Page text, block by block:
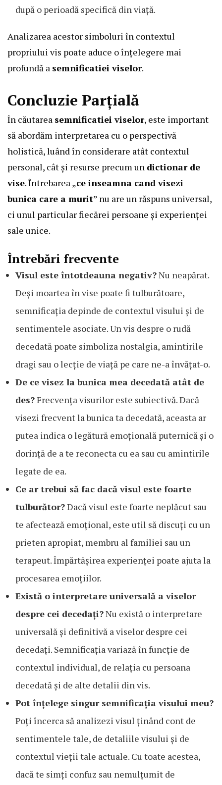
după o perioadă specifică din viață.
Analizarea acestor simboluri în contextul
propriului vis poate aduce o înțelegere mai
profundă a semnificatiei viselor.
Concluzie Parțială
În căutarea semnificatiei viselor, este important
să abordăm interpretarea cu o perspectivă
holistică, luând în considerare atât contextul
personal, cât și resurse precum un dictionar de
vise. Întrebarea „ce inseamna cand visezi
bunica care a murit” nu are un răspuns universal,
ci unul particular fiecărei persoane și experienței
sale unice.
Întrebări frecvente
Visul este întotdeauna negativ?Nu neapărat.
Deși moartea în vise poate fi tulburătoare,
semnificația depinde de contextul visului și de
sentimentele asociate. Un vis despre o rudă
decedată poate simboliza nostalgia, amintirile
dragi sau o lecție de viață pe care ne-a învățat-o.
De ce visez la bunica mea decedată atât de
des?Frecvența visurilor este subiectivă. Dacă
visezi frecvent la bunica ta decedată, aceasta ar
putea indica o legătură emoțională puternică și o
dorință de a te reconecta cu ea sau cu amintirile
legate de ea.
Ce ar trebui să fac dacă visul este foarte
tulburător?Dacă visul este foarte neplăcut sau
te afectează emoțional, este util să discuți cu un
prieten apropiat, membru al familiei sau un
terapeut. Împărtășirea experienței poate ajuta la
procesarea emoțiilor.
Există o interpretare universală a viselor
despre cei decedați?Nu există o interpretare
universală și definitivă a viselor despre cei
decedați. Semnificația variază în funcție de
contextul individual, de relația cu persoana
decedată și de alte detalii din vis.
Pot înțelege singur semnificația visului meu?
Poți încerca să analizezi visul ținând cont de
sentimentele tale, de detaliile visului și de
contextul vieții tale actuale. Cu toate acestea,
dacă te simți confuz sau nemulțumit de